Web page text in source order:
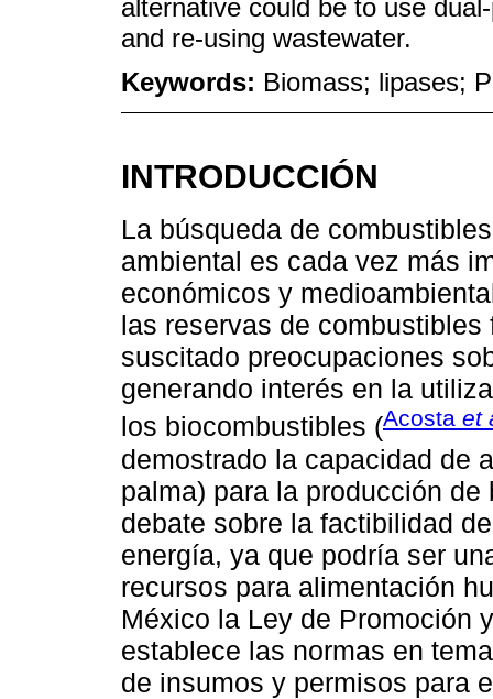
alternative could be to use
and re-using wastewater.
Keywords: Biomass; lipases;
INTRODUCCIÓN
La búsqueda de
ambiental es cada vez más
económicos y
las reservas de
suscitado preocupaciones
generando interés en la
los biocombustibles (Acosta et
demostrado la capacidad de
palma) para la producción
debate sobre la factibilidad
energía, ya que podría ser
recursos para alimentación
México la Ley de Promoción
establece las normas en
de insumos y permisos para